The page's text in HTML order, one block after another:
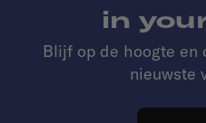
in
Blijf op de hoogte en
nieuwste